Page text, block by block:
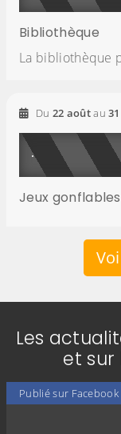
Bibliothèque
La bibliothèque
Du 22 août2026
au 31
Jeux gonflables
Les
et sur
Publié sur Facebook